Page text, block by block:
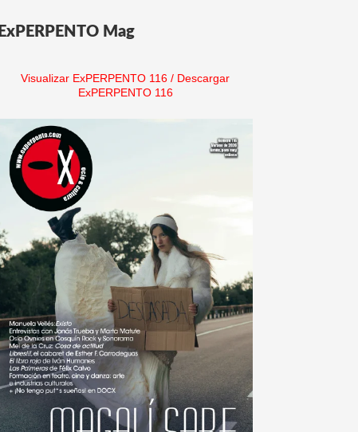
ExPERPENTO Mag
Visualizar ExPERPENTO 116 / Descargar
ExPERPENTO 116